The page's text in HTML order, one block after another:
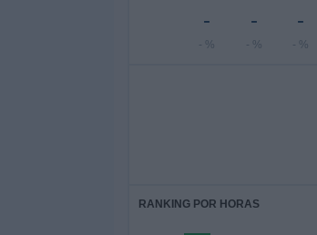
-
- %
-
- %
-
- %
RANKING POR HORAS